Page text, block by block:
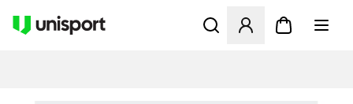
Öppnar en Modal för att